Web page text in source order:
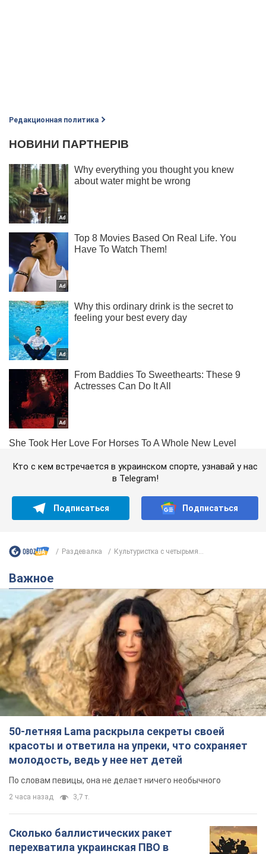
Редакционная политика
Кто с кем встречается в украинском спорте, узнавай у нас
в Telegram!
Подписаться Подписаться
Раздевалка Культуристка с четырьмя...
Важное
50-летняя Lama раскрыла секреты своей
красоты и ответила на упреки, что сохраняет
молодость, ведь у нее нет детей
По словам певицы, она не делает ничего необычного
2 часа назад 3,7 т.
Сколько баллистических ракет
перехватила украинская ПВО в